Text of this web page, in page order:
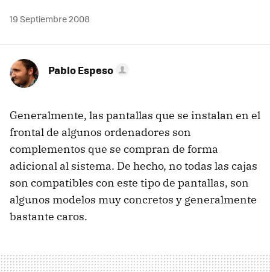
19 Septiembre 2008
Pablo Espeso
Generalmente, las pantallas que se instalan en el
frontal de algunos ordenadores son
complementos que se compran de forma
adicional al sistema. De hecho, no todas las cajas
son compatibles con este tipo de pantallas, son
algunos modelos muy concretos y generalmente
bastante caros.